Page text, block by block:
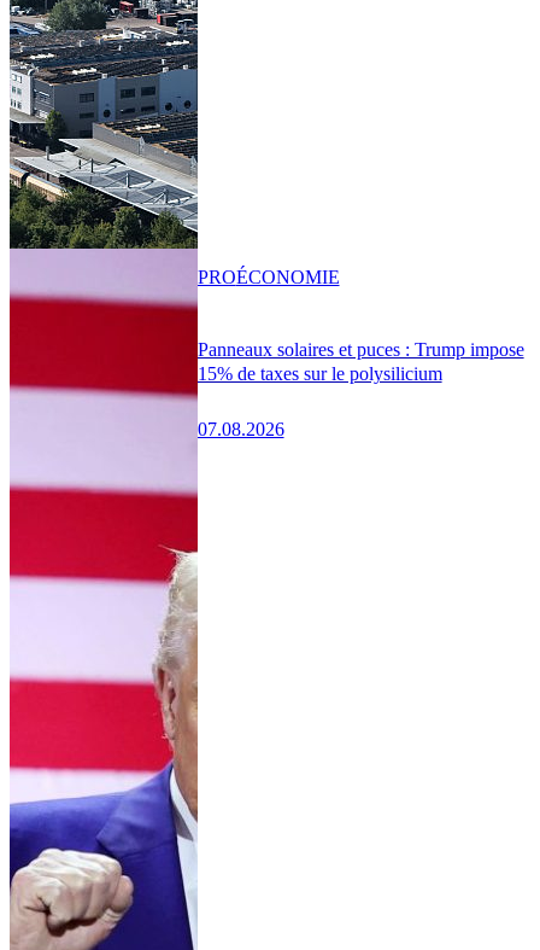
Panneaux solaires et puces : Trump impose
15% de taxes sur le polysilicium
07.08.2026
PROÉCONOMIE